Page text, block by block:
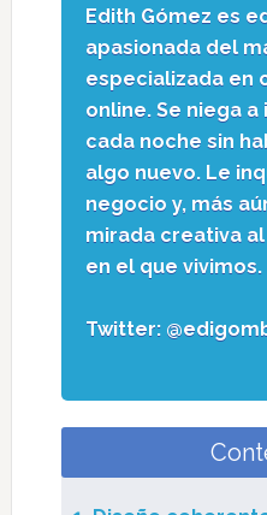
Edith Gómez es
apasionada del
especializada en
online. Se niega a
cada noche sin
algo nuevo. Le
negocio y, más
mirada creativa
en el que vivimos.
Twitter: